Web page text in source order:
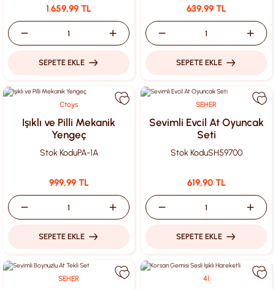
1.659,99 TL
SEPETE EKLE
639,99 TL
SEPETE EKLE
Ctoys
Işıklı ve Pilli Mekanik
Yengeç
Stok KoduPA-1A
999,99 TL
SEPETE EKLE
SEHER
Sevimli Evcil At Oyuncak
Seti
Stok KoduSH59700
619,90 TL
SEPETE EKLE
SEHER 4İ